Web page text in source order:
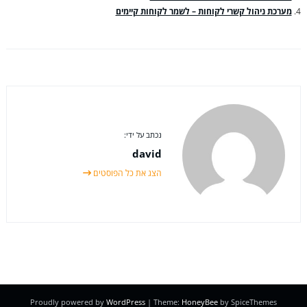
מערכת ניהול קשרי לקוחות – לשמר לקוחות קיימים
נכתב על ידי:
david
הצג את כל הפוסטים
Proudly powered by WordPress | Theme: HoneyBee by SpiceThemes